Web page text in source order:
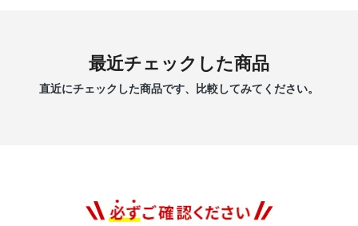
最近チェックした商品
直近にチェックした商品です、比較してみてください。